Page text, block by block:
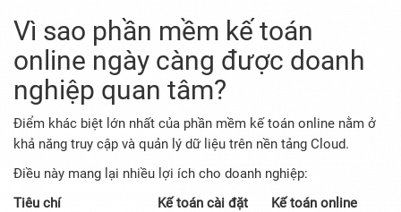
Vì sao phần mềm kế toán
online ngày càng được doanh
nghiệp quan tâm?
Điểm khác biệt lớn nhất của phần mềm kế toán online nằm ở
khả năng truy cập và quản lý dữ liệu trên nền tảng Cloud.
Điều này mang lại nhiều lợi ích cho doanh nghiệp:
Tiêu chí
Kế toán cài đặt
Kế toán online